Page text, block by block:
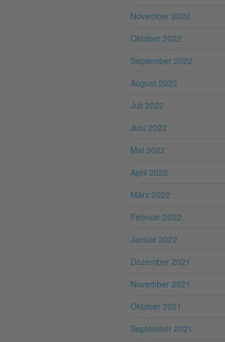
November 2022
Oktober 2022
September 2022
August 2022
Juli 2022
Juni 2022
Mai 2022
April 2022
März 2022
Februar 2022
Januar 2022
Dezember 2021
November 2021
Oktober 2021
September 2021